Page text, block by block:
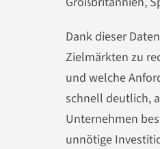
Dank dieser
Zielmärkten zu
und welche
schnell deutlich,
Unternehmen
unnötige